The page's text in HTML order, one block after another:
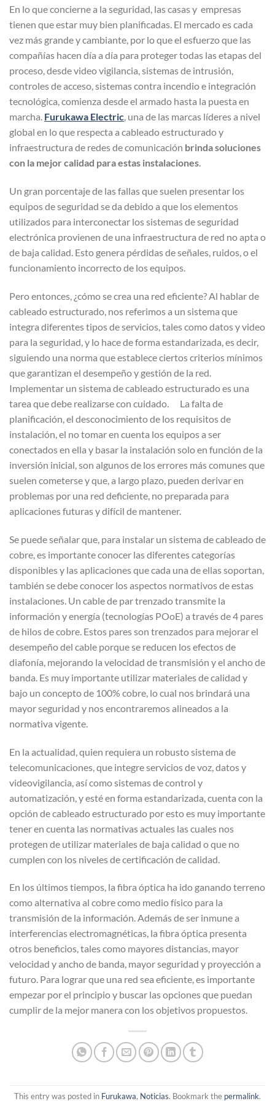
En lo que concierne a la seguridad, las casas y empresas
tienen que estar muy bien planificadas. El mercado es cada
vez más grande y cambiante, por lo que el esfuerzo que las
compañías hacen día a día para proteger todas las etapas del
proceso, desde video vigilancia, sistemas de intrusión,
controles de acceso, sistemas contra incendio e integración
tecnológica, comienza desde el armado hasta la puesta en
marcha. Furukawa Electric, una de las marcas líderes a nivel
global en lo que respecta a cableado estructurado y
infraestructura de redes de comunicación brinda soluciones
con la mejor calidad para estas instalaciones.
Un gran porcentaje de las fallas que suelen presentar los
equipos de seguridad se da debido a que los elementos
utilizados para interconectar los sistemas de seguridad
electrónica provienen de una infraestructura de red no apta o
de baja calidad. Esto genera pérdidas de señales, ruidos, o el
funcionamiento incorrecto de los equipos.
Pero entonces, ¿cómo se crea una red eficiente? Al hablar de
cableado estructurado, nos referimos a un sistema que
integra diferentes tipos de servicios, tales como datos y video
para la seguridad, y lo hace de forma estandarizada, es decir,
siguiendo una norma que establece ciertos criterios mínimos
que garantizan el desempeño y gestión de la red.
Implementar un sistema de cableado estructurado es una
tarea que debe realizarse con cuidado. La falta de
planificación, el desconocimiento de los requisitos de
instalación, el no tomar en cuenta los equipos a ser
conectados en ella y basar la instalación solo en función de la
inversión inicial, son algunos de los errores más comunes que
suelen cometerse y que, a largo plazo, pueden derivar en
problemas por una red deficiente, no preparada para
aplicaciones futuras y difícil de mantener.
Se puede señalar que, para instalar un sistema de cableado de
cobre, es importante conocer las diferentes categorías
disponibles y las aplicaciones que cada una de ellas soportan,
también se debe conocer los aspectos normativos de estas
instalaciones. Un cable de par trenzado transmite la
información y energía (tecnologías POoE) a través de 4 pares
de hilos de cobre. Estos pares son trenzados para mejorar el
desempeño del cable porque se reducen los efectos de
diafonía, mejorando la velocidad de transmisión y el ancho de
banda. Es muy importante utilizar materiales de calidad y
bajo un concepto de 100% cobre, lo cual nos brindará una
mayor seguridad y nos encontraremos alineados a la
normativa vigente.
En la actualidad, quien requiera un robusto sistema de
telecomunicaciones, que integre servicios de voz, datos y
videovigilancia, así como sistemas de control y
automatización, y esté en forma estandarizada, cuenta con la
opción de cableado estructurado por esto es muy importante
tener en cuenta las normativas actuales las cuales nos
protegen de utilizar materiales de baja calidad o que no
cumplen con los niveles de certificación de calidad.
En los últimos tiempos, la fibra óptica ha ido ganando terreno
como alternativa al cobre como medio físico para la
transmisión de la información. Además de ser inmune a
interferencias electromagnéticas, la fibra óptica presenta
otros beneficios, tales como mayores distancias, mayor
velocidad y ancho de banda, mayor seguridad y proyección a
futuro. Para lograr que una red sea eficiente, es importante
empezar por el principio y buscar las opciones que puedan
cumplir de la mejor manera con los objetivos propuestos.
This entry was posted in Furukawa, Noticias. Bookmark the permalink.